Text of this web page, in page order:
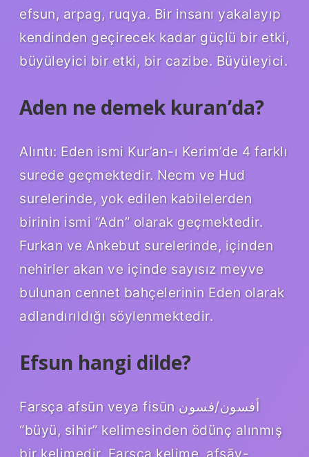
efsun, arpag, ruqya. Bir insanı yakalayıp
kendinden geçirecek kadar güçlü bir etki,
büyüleyici bir etki, bir cazibe. Büyüleyici.
Aden ne demek kuran’da?
Alıntı: Eden ismi Kur’an-ı Kerim’de 4 farklı
surede geçmektedir. Necm ve Hud
surelerinde, yok edilen kabilelerden
birinin ismi “Adn” olarak geçmektedir.
Furkan ve Ankebut surelerinde, içinden
nehirler akan ve içinde sayısız meyve
bulunan cennet bahçelerinin Eden olarak
adlandırıldığı söylenmektedir.
Efsun hangi dilde?
Farsça afsūn veya fisūn أفسون/فسون
“büyü, sihir” kelimesinden ödünç alınmış
bir kelimedir. Farsça kelime, afsāy-